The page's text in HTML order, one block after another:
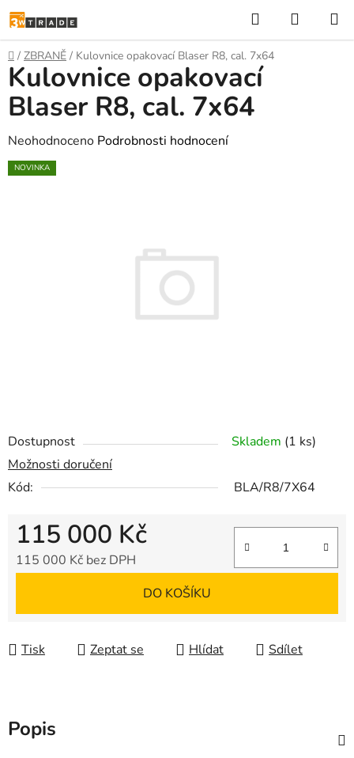
Přejít
na
obsah
Hledat
KOŠÍK
Domů
/ ZBRANĚ / Kulovnice opakovací Blaser R8, cal. 7x64
Dostupnost Skladem (1 ks)
Možnosti doručení
Kód:
BLA/R8/7X64
115 000 Kč
115 000 Kč bez DPH
DO KOŠÍKU
Tisk Zeptat se Hlídat Sdílet
Kulovnice opakovací
Blaser R8, cal. 7x64
Průměrné
hodnocení
Neohodnoceno Podrobnosti hodnocení
NOVINKA
Popis